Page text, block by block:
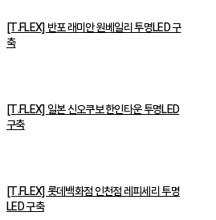
[T.FLEX] 반포 래미안 원베일리 투명LED 구
축
[T.FLEX] 일본 신오쿠보 한인타운 투명LED
구축
[T.FLEX] 롯데백화점 인천점 레피세리 투명
LED 구축